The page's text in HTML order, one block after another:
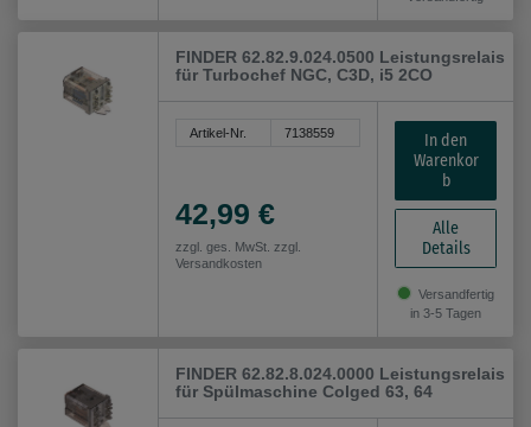
FINDER 62.82.9.024.0500 Leistungsrelais
für Turbochef NGC, C3D, i5 2CO
Artikel-Nr. 7138559
42,99 €
zzgl. ges. MwSt. zzgl.
Versandkosten
In den
Warenkor
b
Alle
Details
Versandfertig
in 3-5 Tagen
FINDER 62.82.8.024.0000 Leistungsrelais
für Spülmaschine Colged 63, 64